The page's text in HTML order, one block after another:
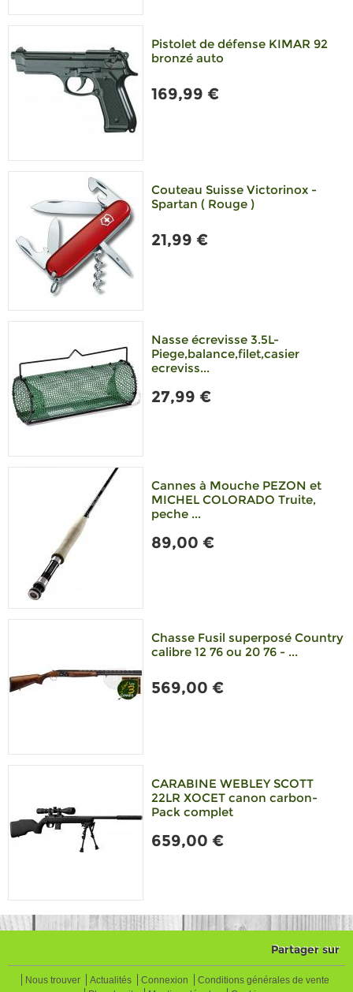
Pistolet de défense KIMAR 92
bronzé auto
169,99 €
Couteau Suisse Victorinox -
Spartan ( Rouge )
21,99 €
Nasse écrevisse 3.5L-
Piege,balance,filet,casier
ecreviss...
27,99 €
Cannes à Mouche PEZON et
MICHEL COLORADO Truite,
peche ...
89,00 €
Chasse Fusil superposé Country
calibre 12 76 ou 20 76 - ...
569,00 €
CARABINE WEBLEY SCOTT
22LR XOCET canon carbon-
Pack complet
659,00 €
Partager sur
Nous trouver Actualités Connexion
Conditions générales de vente